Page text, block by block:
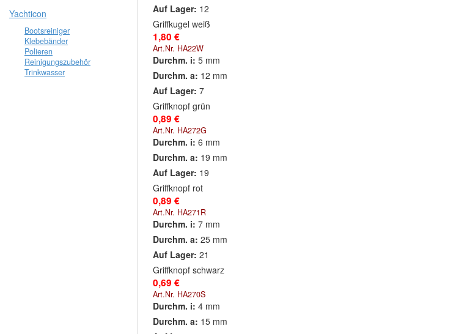
Yachticon
Bootsreiniger
Klebebänder
Polieren
Reinigungszubehör
Trinkwasser
Auf Lager: 12
Griffkugel weiß
1,80 €
Art.Nr. HA22W
Durchm. i: 5 mm
Durchm. a: 12 mm
Auf Lager: 7
Griffknopf grün
0,89 €
Art.Nr. HA272G
Durchm. i: 6 mm
Durchm. a: 19 mm
Auf Lager: 19
Griffknopf rot
0,89 €
Art.Nr. HA271R
Durchm. i: 7 mm
Durchm. a: 25 mm
Auf Lager: 21
Griffknopf schwarz
0,69 €
Art.Nr. HA270S
Durchm. i: 4 mm
Durchm. a: 15 mm